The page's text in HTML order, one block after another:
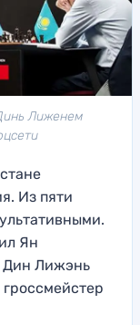
Лиженем
Из пяти
Ян
Дин Лижэнь